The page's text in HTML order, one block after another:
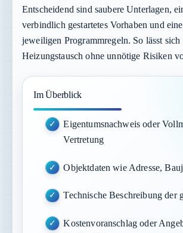
Entscheidend sind saubere Unterlagen,
verbindlich gestartetes Vorhaben und
jeweiligen Programmregeln. So lässt sich
Heizungstausch ohne unnötige Risiken
Im Überblick
Eigentumsnachweis oder
Vertretung
Objektdaten wie Adresse,
Technische Beschreibung der
Kostenvoranschlag oder